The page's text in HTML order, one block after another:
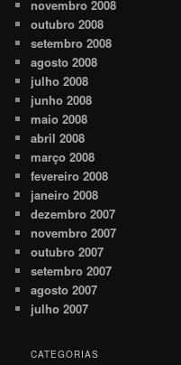
novembro 2008
outubro 2008
setembro 2008
agosto 2008
julho 2008
junho 2008
maio 2008
abril 2008
março 2008
fevereiro 2008
janeiro 2008
dezembro 2007
novembro 2007
outubro 2007
setembro 2007
agosto 2007
julho 2007
CATEGORIAS